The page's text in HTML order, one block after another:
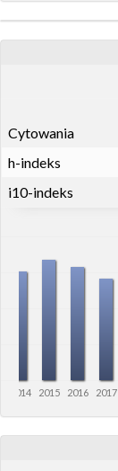
Cytowania
h-indeks
i10-indeks
2014 2015 2016 2017